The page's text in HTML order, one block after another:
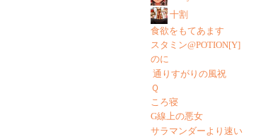
十割
食欲をもてあます
スタミン@POTION[Y]
のに
通りすがりの風祝
Ｑ
ころ寝
G線上の悪女
サラマンダーより速い